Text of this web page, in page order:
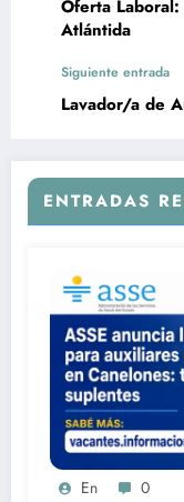
Oferta
Atlántida
Siguiente entrada
Lavador/a de
ENTRADAS
En 0